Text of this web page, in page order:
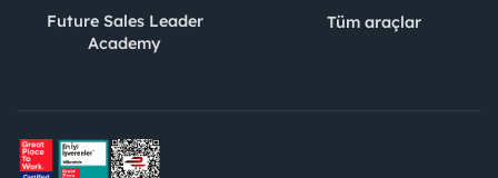
Future Sales Leader
Academy
Tüm araçlar